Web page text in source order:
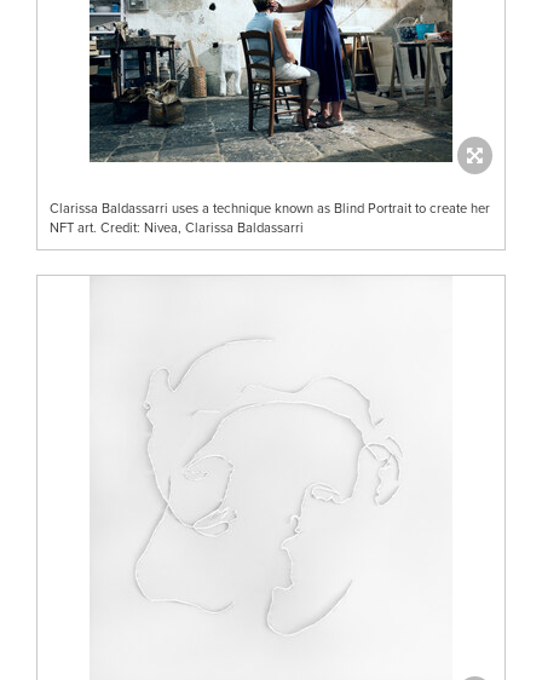
Clarissa Baldassarri uses a technique known as Blind Portrait to create her
NFT art. Credit: Nivea, Clarissa Baldassarri